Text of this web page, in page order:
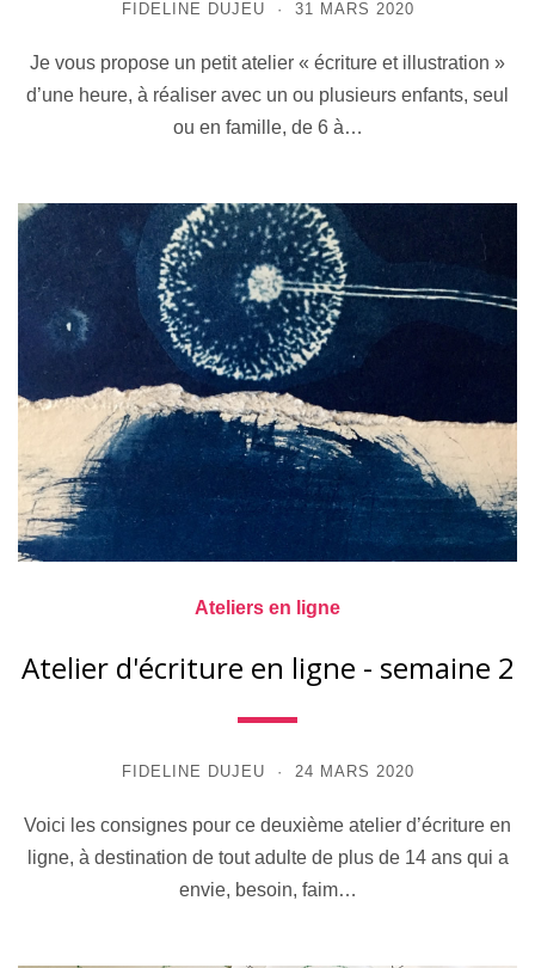
FIDELINE DUJEU 31 MARS 2020
Je vous propose un petit atelier « écriture et illustration »
d’une heure, à réaliser avec un ou plusieurs enfants, seul
ou en famille, de 6 à…
Ateliers en ligne
Atelier d'écriture en ligne - semaine 2
FIDELINE DUJEU 24 MARS 2020
Voici les consignes pour ce deuxième atelier d’écriture en
ligne, à destination de tout adulte de plus de 14 ans qui a
envie, besoin, faim…